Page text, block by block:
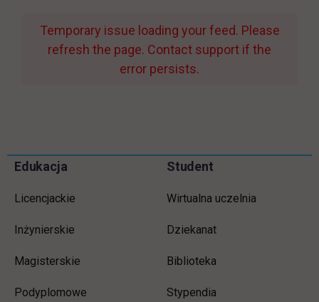
Temporary issue loading your feed. Please
refresh the page. Contact support if the
error persists.
Pomiń
Informacje w stopce
Edukacja
Licencjackie
Inżynierskie
Magisterskie
Podyplomowe
Student
Wirtualna uczelnia
Dziekanat
Biblioteka
Stypendia